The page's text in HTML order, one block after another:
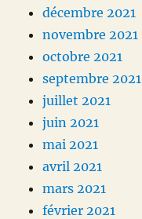
décembre 2021
novembre 2021
octobre 2021
septembre 2021
juillet 2021
juin 2021
mai 2021
avril 2021
mars 2021
février 2021